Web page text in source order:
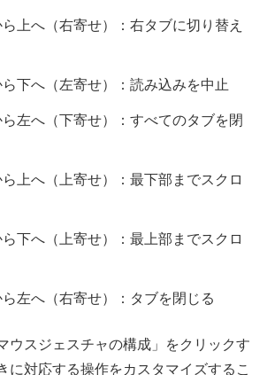
上へ（右寄せ）：右タブに切り替え
下へ（左寄せ）：読み込みを中止
左へ（下寄せ）：すべてのタブを閉
上へ（上寄せ）：最下部までスクロ
下へ（上寄せ）：最上部までスクロ
左へ（右寄せ）：タブを閉じる
ウスジェスチャの構成」をクリックす
に対応する操作をカスタマイズするこ